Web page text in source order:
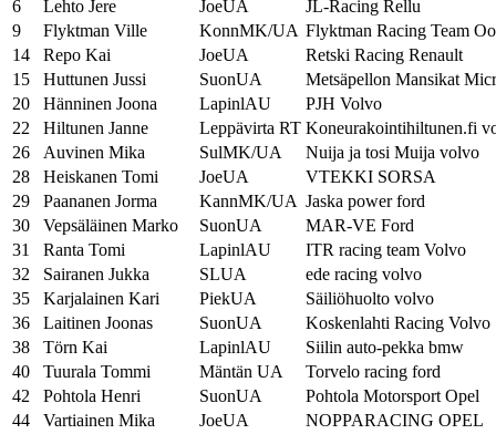
6 Lehto Jere JoeUA
JL-Racing Rellu
9
Flyktman Ville KonnMK/UA Flyktman Racing Team
14
Repo Kai JoeUA
Retski Racing Renault
15
Huttunen Jussi SuonUA
Metsäpellon Mansikat
20
Hänninen Joona LapinlAU
PJH Volvo
22
Hiltunen Janne Leppävirta RT Koneurakointihiltunen.fi
26
Auvinen Mika SulMK/UA
Nuija ja tosi Muija volvo
28
Heiskanen Tomi JoeUA
VTEKKI SORSA
29
Paananen Jorma KannMK/UA Jaska power ford
30
Vepsäläinen Marko SuonUA
MAR-VE Ford
31
Ranta Tomi LapinlAU
ITR racing team Volvo
32
Sairanen Jukka SLUA
ede racing volvo
35
Karjalainen Kari PiekUA
Säiliöhuolto volvo
36
Laitinen Joonas SuonUA
Koskenlahti Racing Volvo
38
Törn Kai LapinlAU
Siilin auto-pekka bmw
40
Tuurala Tommi Mäntän UA
Torvelo racing ford
42
Pohtola Henri SuonUA
Pohtola Motorsport Opel
44
Vartiainen Mika JoeUA
NOPPARACING OPEL